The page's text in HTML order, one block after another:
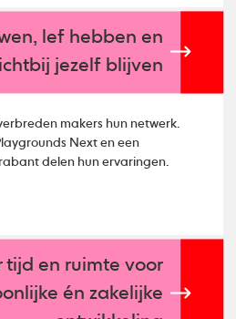
lef hebben en
jezelf blijven
makers hun netwerk.
Next en een
delen hun ervaringen.
tijd en ruimte voor
én zakelijke